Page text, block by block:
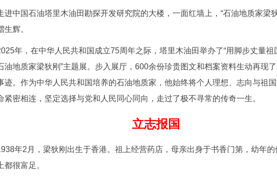
国石油塔里木油田勘探开发研究院的大楼，一面红墙上，“石油地质家梁
生辉。
年，在中华人民共和国成立75周年之际，塔里木油田举办了“用脚步丈量
油地质家梁狄刚”主题展。步入展厅，600余份珍贵图文和档案资料生动再现
迹。作为中华人民共和国培养的石油地质家，他始终将个人理想、志向与祖
紧密相连，坚定选择与党和人民同心同向，走过了极不寻常的传奇一生。
立志报国
年2月，梁狄刚出生于香港。祖上经营药店，母亲出身于书香门第，幼年的
都很富足。